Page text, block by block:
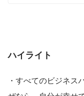
ハイライト
・すべてのビジネス